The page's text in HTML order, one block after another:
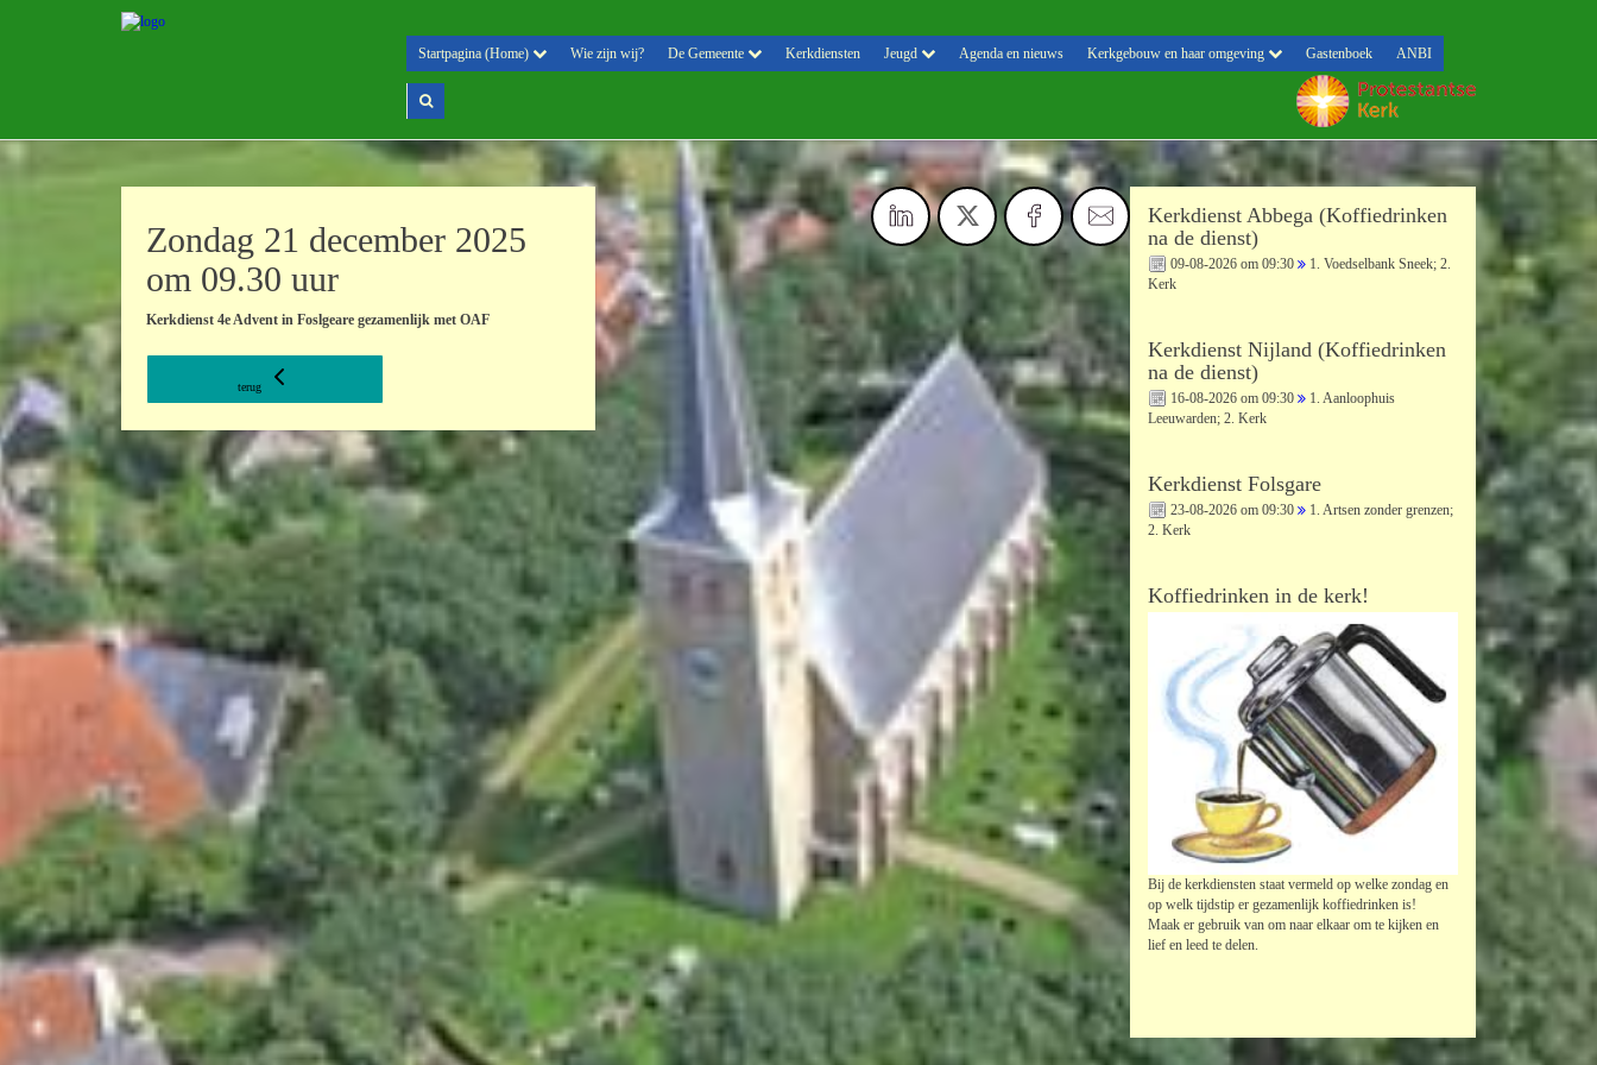
Startpagina (Home) Wie zijn wij? De Gemeente Kerkdiensten Jeugd Agenda en nieuws Kerkgebouw en haar omgeving Gastenboek ANBI
Zondag 21 december 2025
om 09.30 uur
Kerkdienst 4e Advent in Foslgeare gezamenlijk met OAF
terug
Kerkdienst Abbega (Koffiedrinken
na de dienst)
09-08-2026 om 09:30
1. Voedselbank Sneek; 2.
Kerk
Kerkdienst Nijland (Koffiedrinken
na de dienst)
16-08-2026 om 09:30
1. Aanloophuis
Leeuwarden; 2. Kerk
Kerkdienst Folsgare
23-08-2026 om 09:30
1. Artsen zonder grenzen;
2. Kerk
Koffiedrinken in de kerk!
Bij de kerkdiensten staat vermeld op welke zondag en
op welk tijdstip er gezamenlijk koffiedrinken is!
Maak er gebruik van om naar elkaar om te kijken en
lief en leed te delen.